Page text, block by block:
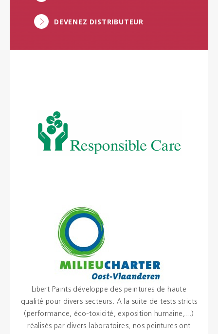
DEVENEZ DISTRIBUTEUR
Libert Paints développe des peintures de haute
qualité pour divers secteurs. A la suite de tests stricts
(performance, éco-toxicité, exposition humaine,...)
réalisés par divers laboratoires, nos peintures ont